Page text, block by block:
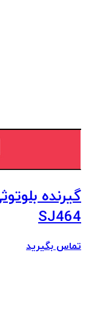
SJ464
تماس بگیرید